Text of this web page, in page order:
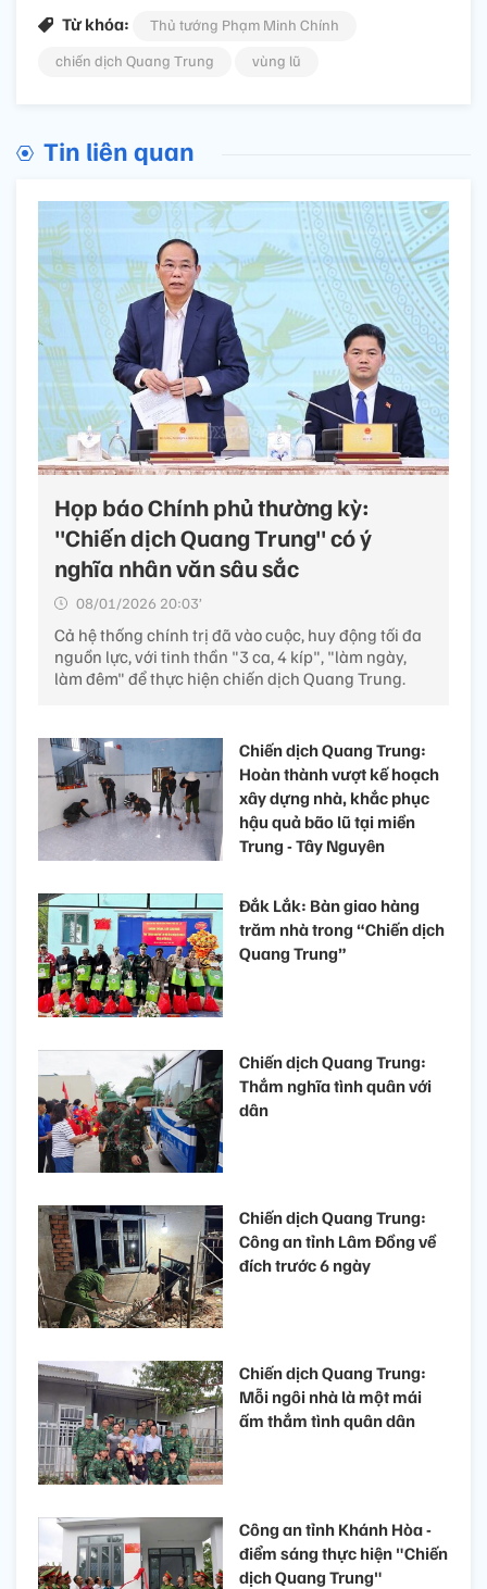
Từ khóa:
Thủ tướng Phạm Minh Chính
chiến dịch Quang Trung
vùng lũ
Tin liên quan
Họp báo Chính phủ thường kỳ:
"Chiến dịch Quang Trung" có ý
nghĩa nhân văn sâu sắc
08/01/2026 20:03’
Cả hệ thống chính trị đã vào cuộc, huy động tối đa
nguồn lực, với tinh thần "3 ca, 4 kíp", "làm ngày,
làm đêm" để thực hiện chiến dịch Quang Trung.
Chiến dịch Quang Trung:
Hoàn thành vượt kế hoạch
xây dựng nhà, khắc phục
hậu quả bão lũ tại miền
Trung - Tây Nguyên
Đắk Lắk: Bàn giao hàng
trăm nhà trong “Chiến dịch
Quang Trung”
Chiến dịch Quang Trung:
Thắm nghĩa tình quân với
dân
Chiến dịch Quang Trung:
Công an tỉnh Lâm Đồng về
đích trước 6 ngày
Chiến dịch Quang Trung:
Mỗi ngôi nhà là một mái
ấm thắm tình quân dân
Công an tỉnh Khánh Hòa -
điểm sáng thực hiện "Chiến
dịch Quang Trung"